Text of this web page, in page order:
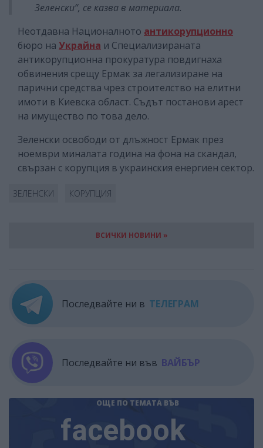
Зеленски“, се казва в материала.
Неотдавна Националното антикорупционно
бюро на Украйна и Специализираната
антикорупционна прокуратура повдигнаха
обвинения срещу Ермак за легализиране на
парични средства чрез строителство на елитни
имоти в Киевска област. Съдът постанови арест
на имущество по това дело.
Зеленски освободи от длъжност Ермак през
ноември миналата година на фона на скандал,
свързан с корупция в украинския енергиен сектор.
ЗЕЛЕНСКИ КОРУПЦИЯ
ВСИЧКИ НОВИНИ »
Последвайте ни в ТЕЛЕГРАМ
Последвайте ни във ВАЙБЪР
ОЩЕ ПО ТЕМАТА ВЪВ
facebook